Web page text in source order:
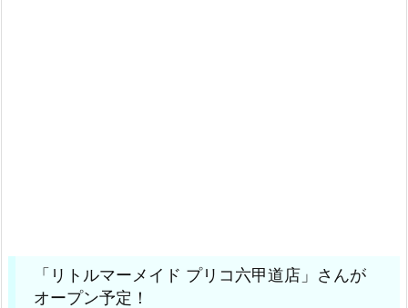
「リトルマーメイド プリコ六甲道店」さんが
オープン予定！